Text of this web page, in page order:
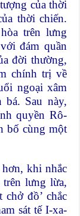
của thời
thời chiến.
trên lưng
đám quần
đời thường,
chính trị về
ngoại xâm
bá. Sau này,
quyền Rô-
bố cùng một
khi nhắc
lưng lừa,
đồ’ chắc
sát tế I-xa-